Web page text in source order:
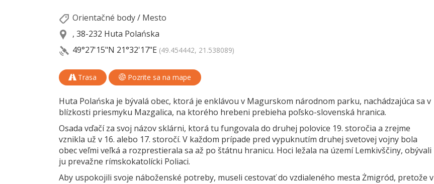
Orientačné body/ Mesto
, 38-232 Huta Polańska
49°27'15"N 21°32'17"E (49.454442, 21.538089)
Trasa Pozrite sa na mape
Huta Polańska je bývalá obec, ktorá je enklávou v Magurskom národnom parku, nachádzajúca sa v
blízkosti priesmyku Mazgalica, na ktorého hrebeni prebieha poľsko-slovenská hranica.
Osada vďačí za svoj názov sklárni, ktorá tu fungovala do druhej polovice 19. storočia a zrejme
vznikla už v 16. alebo 17. storočí. V každom prípade pred vypuknutím druhej svetovej vojny bola
obec veľmi veľká a rozprestierala sa až po štátnu hranicu. Hoci ležala na území Lemkivščiny, obývali
ju prevažne rímskokatolícki Poliaci.
Aby uspokojili svoje náboženské potreby, museli cestovať do vzdialeného mesta Żmigród, pretože v